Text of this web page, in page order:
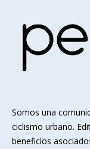
Somos una
ciclismo urbano.
beneficios